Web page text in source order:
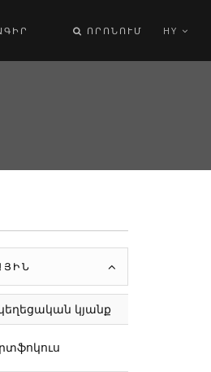
ՈՐՈՆՈՒՄ HY
կյանք